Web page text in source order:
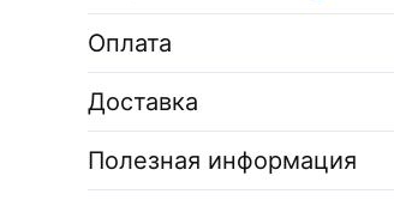
Оплата
Доставка
Полезная информация